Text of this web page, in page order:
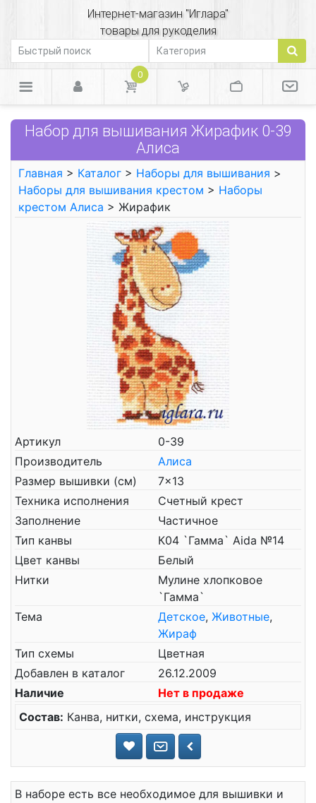
Интернет-магазин "Иглара"
товары для рукоделия
0
Набор для вышивания Жирафик 0-39
Алиса
Главная > Каталог > Наборы для вышивания >
Наборы для вышивания крестом > Наборы
крестом Алиса > Жирафик
Артикул
0-39
Производитель
Алиса
Размер вышивки (см)
7x13
Техника исполнения
Счетный крест
Заполнение
Частичное
Тип канвы
К04 `Гамма` Aida №14
Цвет канвы
Белый
Нитки
Мулине хлопковое
`Гамма`
Тема
Детское, Животные,
Жираф
Тип схемы
Цветная
Добавлен в каталог
26.12.2009
Наличие
Нет в продаже
Состав: Канва, нитки, схема, инструкция
В наборе есть все необходимое для вышивки и